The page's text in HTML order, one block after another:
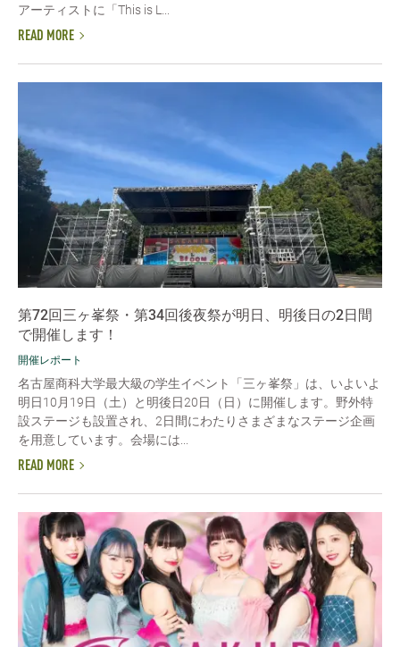
アーティストに「This is L...
READ MORE
第72回三ヶ峯祭・第34回後夜祭が明日、明後日の2日間
で開催します！
開催レポート
名古屋商科大学最大級の学生イベント「三ヶ峯祭」は、いよいよ
明日10月19日（土）と明後日20日（日）に開催します。野外特
設ステージも設置され、2日間にわたりさまざまなステージ企画
を用意しています。会場には...
READ MORE